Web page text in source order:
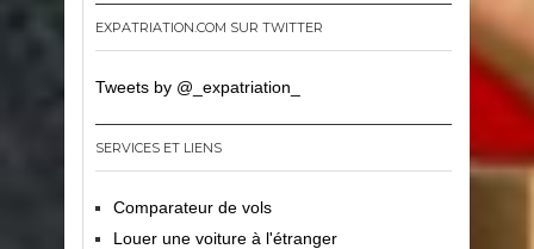
EXPATRIATION.COM SUR TWITTER
Tweets by @_expatriation_
SERVICES ET LIENS
Comparateur de vols
Louer une voiture à l'étranger